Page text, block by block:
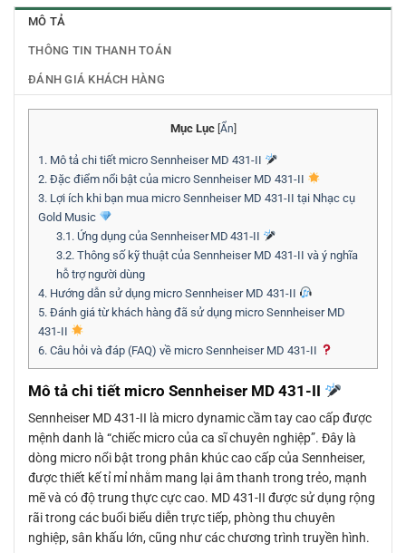
MÔ TẢ
THÔNG TIN THANH TOÁN
ĐÁNH GIÁ KHÁCH HÀNG
Mục Lục Ẩn
1. Mô tả chi tiết micro Sennheiser MD 431-II
2. Đặc điểm nổi bật của micro Sennheiser MD 431-II
3. Lợi ích khi bạn mua micro Sennheiser MD 431-II tại Nhạc cụ
Gold Music
3.1. Ứng dụng của Sennheiser MD 431‑II
3.2. Thông số kỹ thuật của Sennheiser MD 431-II và ý nghĩa
hỗ trợ người dùng
4. Hướng dẫn sử dụng micro Sennheiser MD 431-II
5. Đánh giá từ khách hàng đã sử dụng micro Sennheiser MD
431-II
6. Câu hỏi và đáp (FAQ) về micro Sennheiser MD 431-II
Mô tả chi tiết micro Sennheiser MD 431-II
Sennheiser MD 431-II là micro dynamic cầm tay cao cấp được
mệnh danh là “chiếc micro của ca sĩ chuyên nghiệp”. Đây là
dòng micro nổi bật trong phân khúc cao cấp của Sennheiser,
được thiết kế tỉ mỉ nhằm mang lại âm thanh trong trẻo, mạnh
mẽ và có độ trung thực cực cao. MD 431-II được sử dụng rộng
rãi trong các buổi biểu diễn trực tiếp, phòng thu chuyên
nghiệp, sân khấu lớn, cũng như các chương trình truyền hình.